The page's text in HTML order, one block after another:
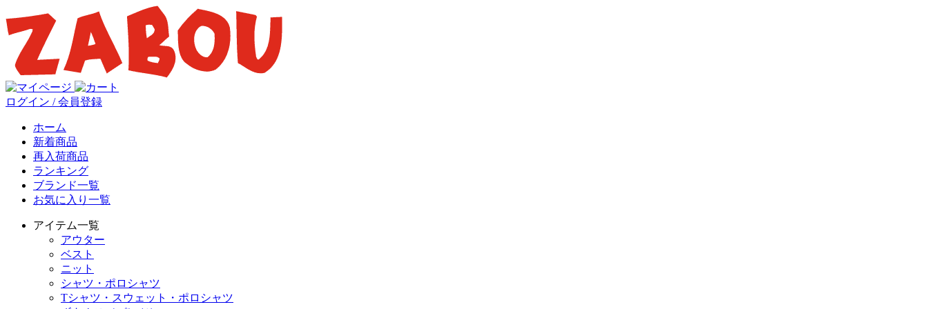
ログイン / 会員登録
ホーム
新着商品
再入荷商品
ランキング
ブランド一覧
お気に入り一覧
アイテム一覧
アウター
ベスト
ニット
シャツ・ポロシャツ
Tシャツ・スウェット・ポロシャツ